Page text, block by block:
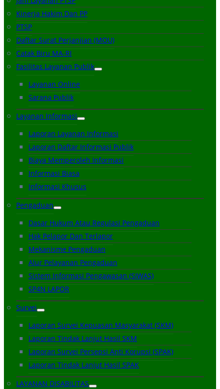
Kinerja Hakim Dan PP
PTSP
Daftar Surat Perjanjian (MOU)
Catak Biru MA-RI
Fasilitas Layanan Publik
Layanan Online
Sarana Publik
Layanan Informasi
Laporan Layanan Informasi
Laporan Daftar Informasi Publik
Biaya Memperoleh Informasi
Informasi Biasa
Informasi Khusus
Pengaduan
Dasar Hukum Atau Regulasi Pengaduan
Hak Pelapor Dan Terlapor
Mekanisme Pengaduan
Alur Pelayanan Pengaduan
Sistem Informasi Pengawasan (SIWAS)
SP4N LAPOR
Survei
Laporan Survei Kepuasan Masyarakat (SKM)
Laporan Tindak Lanjut Hasil SKM
Laporan Survei Persepsi Anti Korupsi (SPAK)
Laporan Tindak Lanjut Hasil SPAK
LAYANAN DISABILITAS